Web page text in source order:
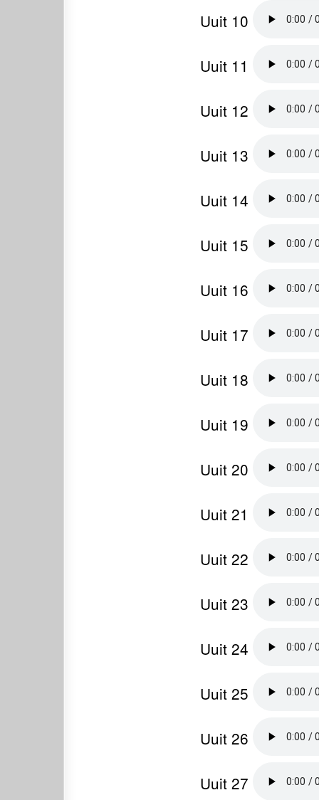
Uuit 10
Uuit 11
Uuit 12
Uuit 13
Uuit 14
Uuit 15
Uuit 16
Uuit 17
Uuit 18
Uuit 19
Uuit 20
Uuit 21
Uuit 22
Uuit 23
Uuit 24
Uuit 25
Uuit 26
Uuit 27